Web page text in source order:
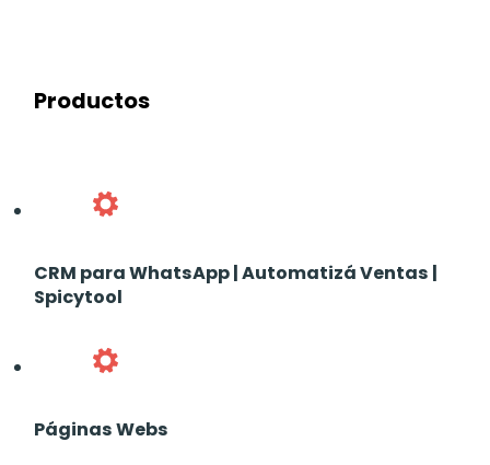
Productos
CRM para WhatsApp | Automatizá Ventas |
Spicytool
Páginas Webs